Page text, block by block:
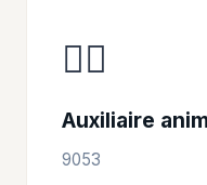
👩‍⚕️
Auxiliaire
9053